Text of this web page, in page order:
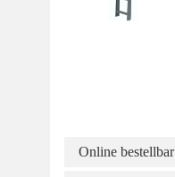
Online bestellbar